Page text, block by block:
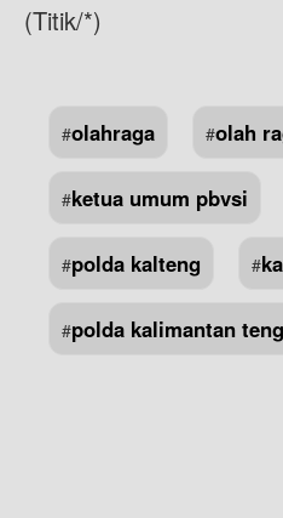
(Titik/*)
#olahraga #olah
#ketua umum pbvsi
#polda kalteng #
#polda kalimantan